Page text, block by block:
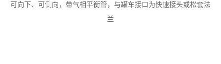
可向下、可侧向，带气相平衡管，与罐车接口为快速接头或松套法
兰